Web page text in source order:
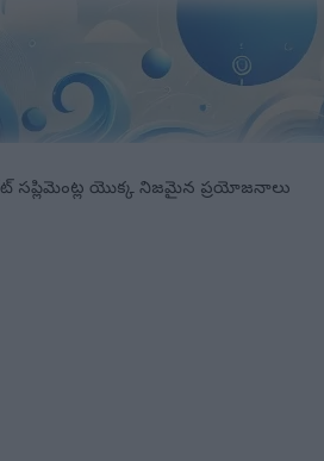
సప్లిమెంట్ల యొక్క నిజమైన ప్రయోజనాలు